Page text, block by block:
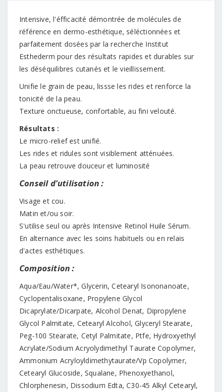
Intensive, l'éfficacité démontrée de molécules de
référence en dermo-esthétique, séléctionnées et
parfaitement dosées par la recherche Institut
Esthederm pour des résultats rapides et durables sur
les déséquilibres cutanés et le vieillissement.
Unifie le grain de peau, lissse les rides et renforce la
tonicité de la peau.
Texture onctueuse, confortable, au fini velouté.
Résultats :
Le micro-relief est unifié.
Les rides et ridules sont visiblement atténuées.
La peau retrouve douceur et luminosité
Conseil d'utilisation :
Visage et cou.
Matin et/ou soir.
S'utilise seul ou après Intensive Retinol Huile Sérum.
En alternance avec les soins habituels ou en relais
d'actes esthétiques.
Composition :
Aqua/Eau/Water*, Glycerin, Cetearyl Isononanoate,
Cyclopentalisoxane, Propylene Glycol
Dicaprylate/Dicarpate, Alcohol Denat, Dipropylene
Glycol Palmitate, Cetearyl Alcohol, Glyceryl Stearate,
Peg-100 Stearate, Cetyl Palmitate, Ptfe, Hydroxyethyl
Acrylate/Sodium Acryolydimethyl Taurate Copolymer,
Ammonium Acryloyldimethytaurate/Vp Copolymer,
Cetearyl Glucoside, Squalane, Phenoxyethanol,
Chlorphenesin, Dissodium Edta, C30-45 Alkyl Cetearyl,